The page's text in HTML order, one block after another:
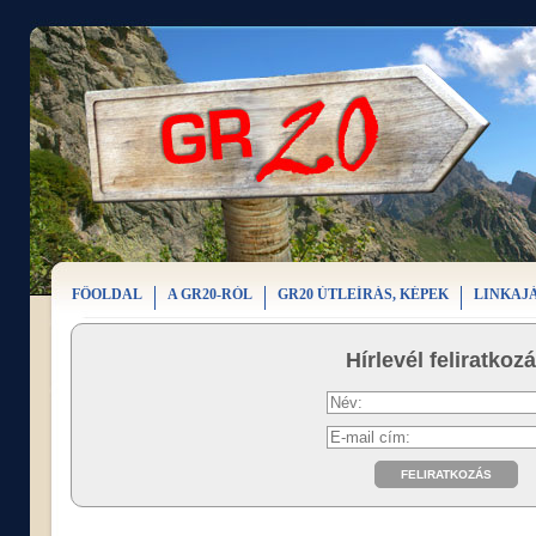
FŐOLDAL A GR20-RÓL GR20 ÚTLEÍRÁS, KÉPEK
Hírlevél